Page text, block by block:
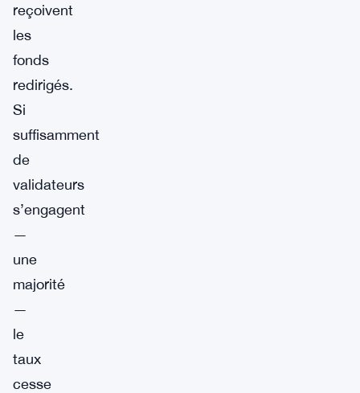
reçoivent
les
fonds
redirigés.
Si
suffisamment
de
validateurs
s’engagent
—
une
majorité
—
le
taux
cesse